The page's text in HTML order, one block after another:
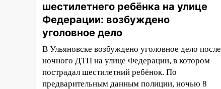
10:30 От мотофристайла до
прогулки с хаски: куда сходить
в Ульяновской области 8–9
10:11 Директора ульяновской
«Нефтяной топливной
компании» будут судить за
шестилетнего ребёнка на улице
Федерации: возбуждено
уголовное дело
В Ульяновске возбуждено уголовное дело после
ночного ДТП на улице Федерации, в котором
пострадал шестилетний ребёнок. По
предварительным данным полиции, ночью 8